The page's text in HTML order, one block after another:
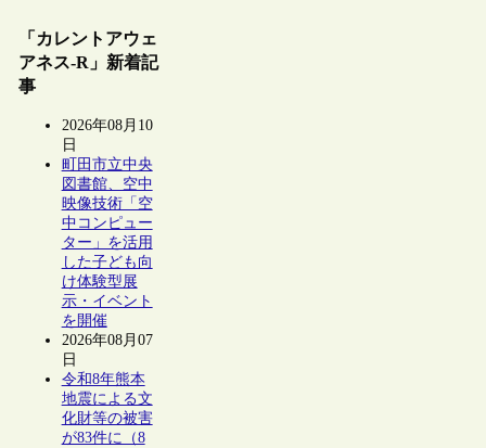
「カレントアウェ
アネス-R」新着記
事
2026年08月10
日
町田市立中央
図書館、空中
映像技術「空
中コンピュー
ター」を活用
した子ども向
け体験型展
示・イベント
を開催
2026年08月07
日
令和8年熊本
地震による文
化財等の被害
が83件に（8